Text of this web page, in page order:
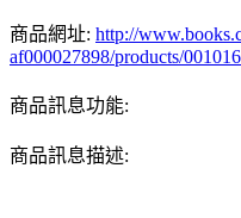
商品網址: http://
af000027898/products/
商品訊息功能:
商品訊息描述: